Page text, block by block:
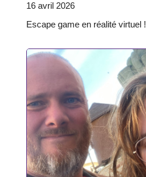
16 avril 2026
Escape game en réalité virtuel !